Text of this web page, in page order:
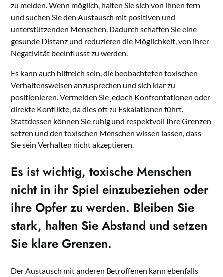
zu meiden. Wenn möglich, halten Sie sich von ihnen fern
und suchen Sie den Austausch mit positiven und
unterstützenden Menschen. Dadurch schaffen Sie eine
gesunde Distanz und reduzieren die Möglichkeit, von ihrer
Negativität beeinflusst zu werden.
Es kann auch hilfreich sein, die beobachteten toxischen
Verhaltensweisen anzusprechen und sich klar zu
positionieren. Vermeiden Sie jedoch Konfrontationen oder
direkte Konflikte, da dies oft zu Eskalationen führt.
Stattdessen können Sie ruhig und respektvoll Ihre Grenzen
setzen und den toxischen Menschen wissen lassen, dass
Sie sein Verhalten nicht akzeptieren.
Es ist wichtig,toxische Menschen
nicht in ihr Spiel einzubeziehen oder
ihre Opfer zu werden. Bleiben Sie
stark, halten Sie Abstand und setzen
Sie klare Grenzen.
Der Austausch mit anderen Betroffenen kann ebenfalls